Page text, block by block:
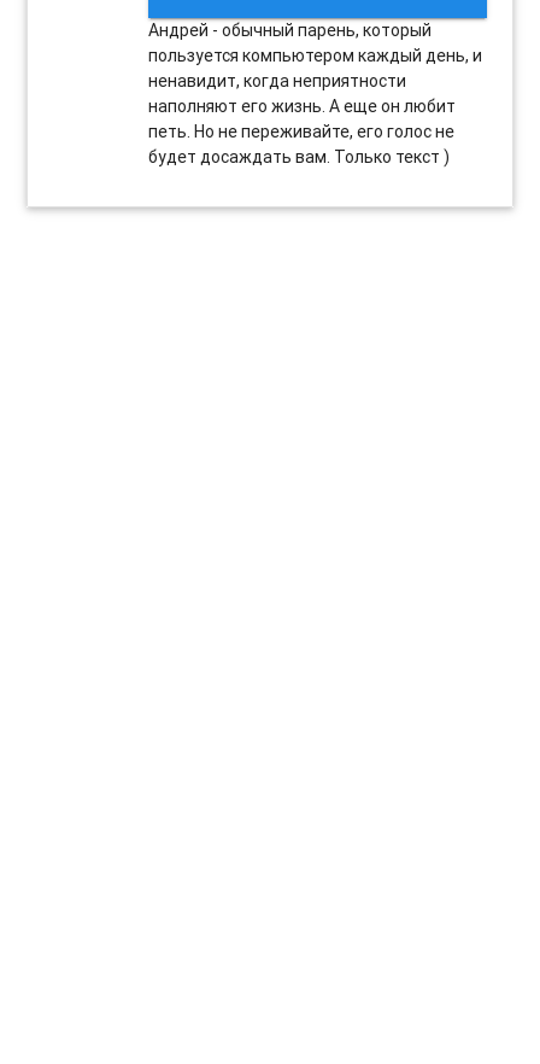
Андрей - обычный парень, который
пользуется компьютером каждый день, и
ненавидит, когда неприятности
наполняют его жизнь. А еще он любит
петь. Но не переживайте, его голос не
будет досаждать вам. Только текст )